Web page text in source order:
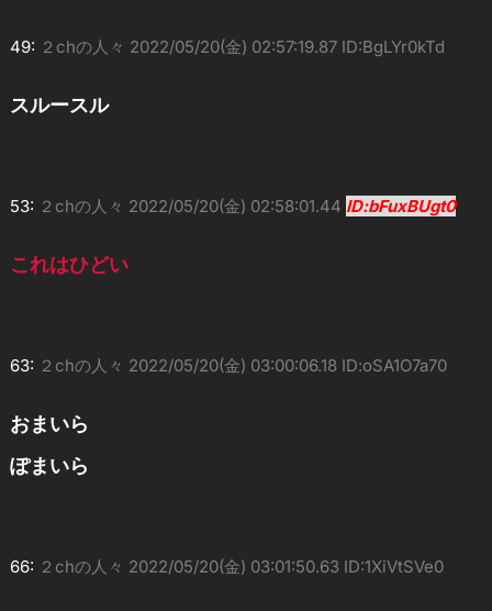
49: ２chの人々 2022/05/20(金) 02:57:19.87 ID:BgLYr0kTd
スルースル
53: ２chの人々 2022/05/20(金) 02:58:01.44 ID:bFuxBUgt0
これはひどい
63: ２chの人々 2022/05/20(金) 03:00:06.18 ID:oSA1O7a70
おまいら
ぽまいら
66: ２chの人々 2022/05/20(金) 03:01:50.63 ID:1XiVtSVe0